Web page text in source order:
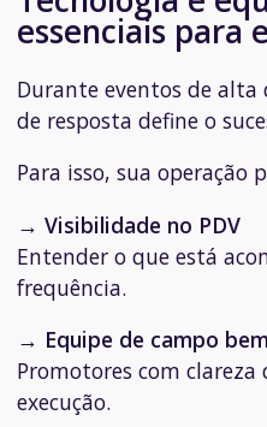
essenciais para
Durante eventos de alta
de resposta define o
Para isso, sua operação
→ Visibilidade no PDV
Entender o que está
frequência.
→ Equipe de campo
Promotores com
execução.